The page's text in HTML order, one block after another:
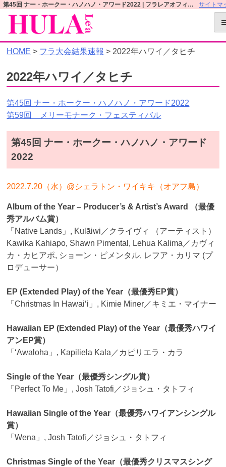
S
p
第45回 ナー・ホークー・ハノハノ・アワード2022 | フラレアオフィシャルWEBサイト サイトマ
HOME > フラ大会結果速報 > 2022年ハワイ／タヒチ
2022年ハワイ／タヒチ
第45回 ナー・ホークー・ハノハノ・アワード2022
第59回 メリーモナーク・フェスティバル
第45回 ナー・ホークー・ハノハノ・アワード
2022
2022.7.20（水）@シェラトン・ワイキキ（オアフ島）
Album of the Year – Producer’s & Artist’s Award （最優
秀アルバム賞）
「Native Lands」, Kulāiwi／クライヴィ （アーティスト）
Kawika Kahiapo, Shawn Pimental, Lehua Kalima／カヴィ
カ・カヒアポ, ショーン・ピメンタル, レフア・カリマ (プ
ロデューサー）
EP (Extended Play) of the Year（最優秀EP賞）
「Christmas In Hawaiʻi」, Kimie Miner／キミエ・マイナー
Hawaiian EP (Extended Play) of the Year（最優秀ハワイ
アンEP賞）
「ʻAwaloha」, Kapiliela Kala／カピリエラ・カラ
Single of the Year（最優秀シングル賞）
「Perfect To Me」, Josh Tatofi／ジョシュ・タトフィ
Hawaiian Single of the Year（最優秀ハワイアンシングル
賞）
「Wena」, Josh Tatofi／ジョシュ・タトフィ
Christmas Single of the Year（最優秀クリスマスシング